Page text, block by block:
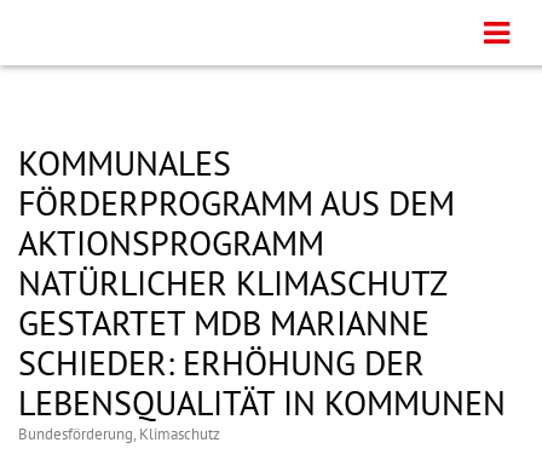
KOMMUNALES
FÖRDERPROGRAMM AUS DEM
AKTIONSPROGRAMM
NATÜRLICHER KLIMASCHUTZ
GESTARTET MDB MARIANNE
SCHIEDER: ERHÖHUNG DER
LEBENSQUALITÄT IN KOMMUNEN
Bundesförderung, Klimaschutz